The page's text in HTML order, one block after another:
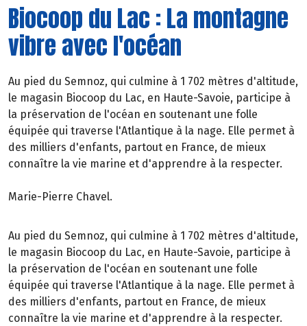
Biocoop du Lac : La montagne
vibre avec l'océan
Au pied du Semnoz, qui culmine à 1 702 mètres d'altitude,
le magasin Biocoop du Lac, en Haute-Savoie, participe à
la préservation de l'océan en soutenant une folle
équipée qui traverse l'Atlantique à la nage. Elle permet à
des milliers d'enfants, partout en France, de mieux
connaître la vie marine et d'apprendre à la respecter.
Marie-Pierre Chavel.
Au pied du Semnoz, qui culmine à 1 702 mètres d'altitude,
le magasin Biocoop du Lac, en Haute-Savoie, participe à
la préservation de l'océan en soutenant une folle
équipée qui traverse l'Atlantique à la nage. Elle permet à
des milliers d'enfants, partout en France, de mieux
connaître la vie marine et d'apprendre à la respecter.